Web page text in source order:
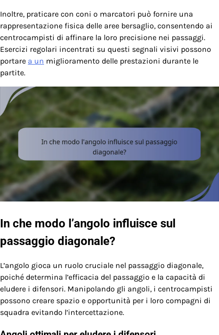
Inoltre, praticare con coni o marcatori può fornire una
rappresentazione fisica delle aree bersaglio, consentendo ai
centrocampisti di affinare la loro precisione nei passaggi.
Esercizi regolari incentrati su questi segnali visivi possono
portare a un miglioramento delle prestazioni durante le
partite.
In che modo l’angolo influisce sul
passaggio diagonale?
L’angolo gioca un ruolo cruciale nel passaggio diagonale,
poiché determina l’efficacia del passaggio e la capacità di
eludere i difensori. Manipolando gli angoli, i centrocampisti
possono creare spazio e opportunità per i loro compagni di
squadra evitando l’intercettazione.